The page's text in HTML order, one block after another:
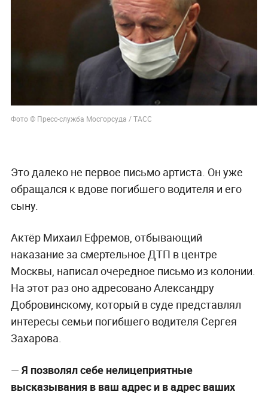
Фото © Пресс-служба Мосгорсуда / ТАСС
Это далеко не первое письмо артиста. Он уже
обращался к вдове погибшего водителя и его
сыну.
Актёр Михаил Ефремов, отбывающий
наказание за смертельное ДТП в центре
Москвы, написал очередное письмо из колонии.
На этот раз оно адресовано Александру
Добровинскому, который в суде представлял
интересы семьи погибшего водителя Сергея
Захарова.
— Я позволял себе нелицеприятные
высказывания в ваш адрес и в адрес ваших